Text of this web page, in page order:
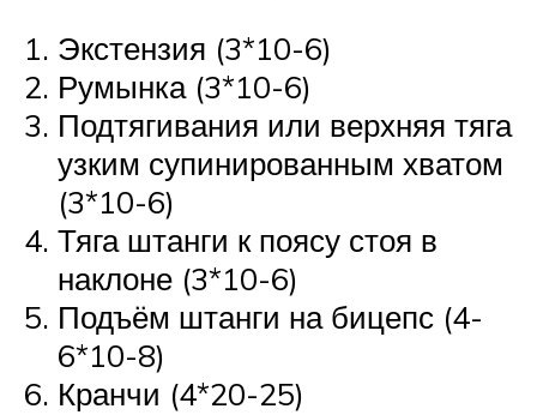
Экстензия (3*10-6)
Румынка (3*10-6)
Подтягивания или верхняя тяга
узким супинированным хватом
(3*10-6)
Тяга штанги к поясу стоя в
наклоне (3*10-6)
Подъём штанги на бицепс (4-
6*10-8)
Кранчи (4*20-25)